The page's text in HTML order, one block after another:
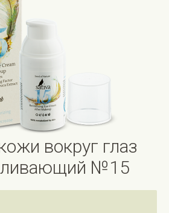
вокруг глаз
№15